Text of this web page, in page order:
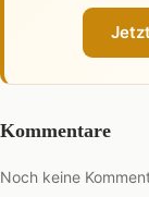
Kommentare
Noch keine